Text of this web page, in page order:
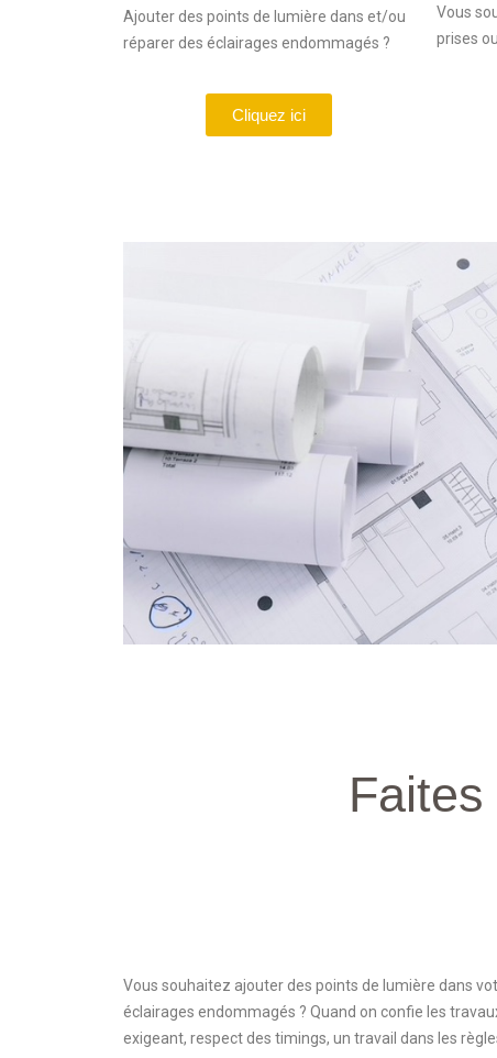
Ajouter des points de lumière dans et/ou
réparer des éclairages endommagés ?
Cliquez ici
Vous
prises
Vous souhaitez ajouter des points de lumière dans
éclairages endommagés ? Quand on confie les
exigeant, respect des timings, un travail dans les